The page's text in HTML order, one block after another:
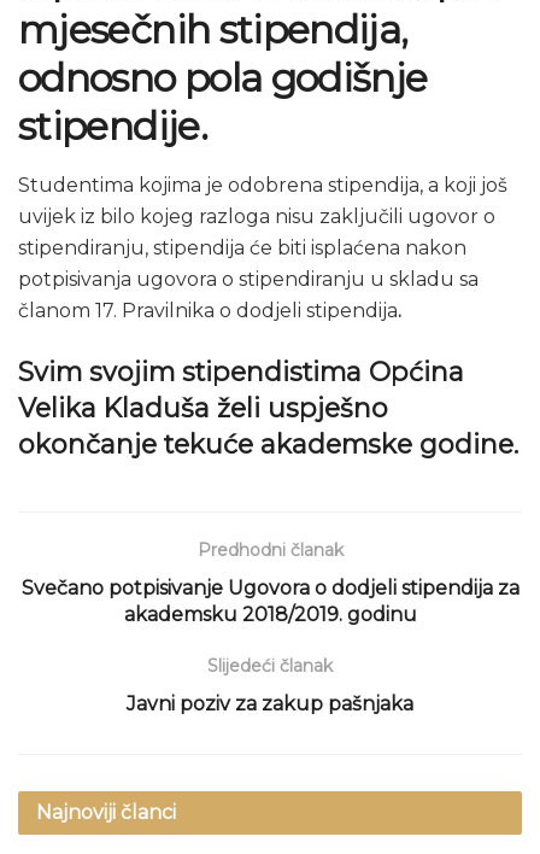
mjesečnih stipendija,
odnosno pola godišnje
stipendije.
Studentima kojima je odobrena stipendija, a koji još
uvijek iz bilo kojeg razloga nisu zaključili ugovor o
stipendiranju, stipendija će biti isplaćena nakon
potpisivanja ugovora o stipendiranju u skladu sa
članom 17. Pravilnika o dodjeli stipendija.
Svim svojim stipendistima Općina
Velika Kladuša želi uspješno
okončanje tekuće akademske godine.
Predhodni članak
Svečano potpisivanje Ugovora o dodjeli stipendija za
akademsku 2018/2019. godinu
Slijedeći članak
Javni poziv za zakup pašnjaka
Najnoviji članci